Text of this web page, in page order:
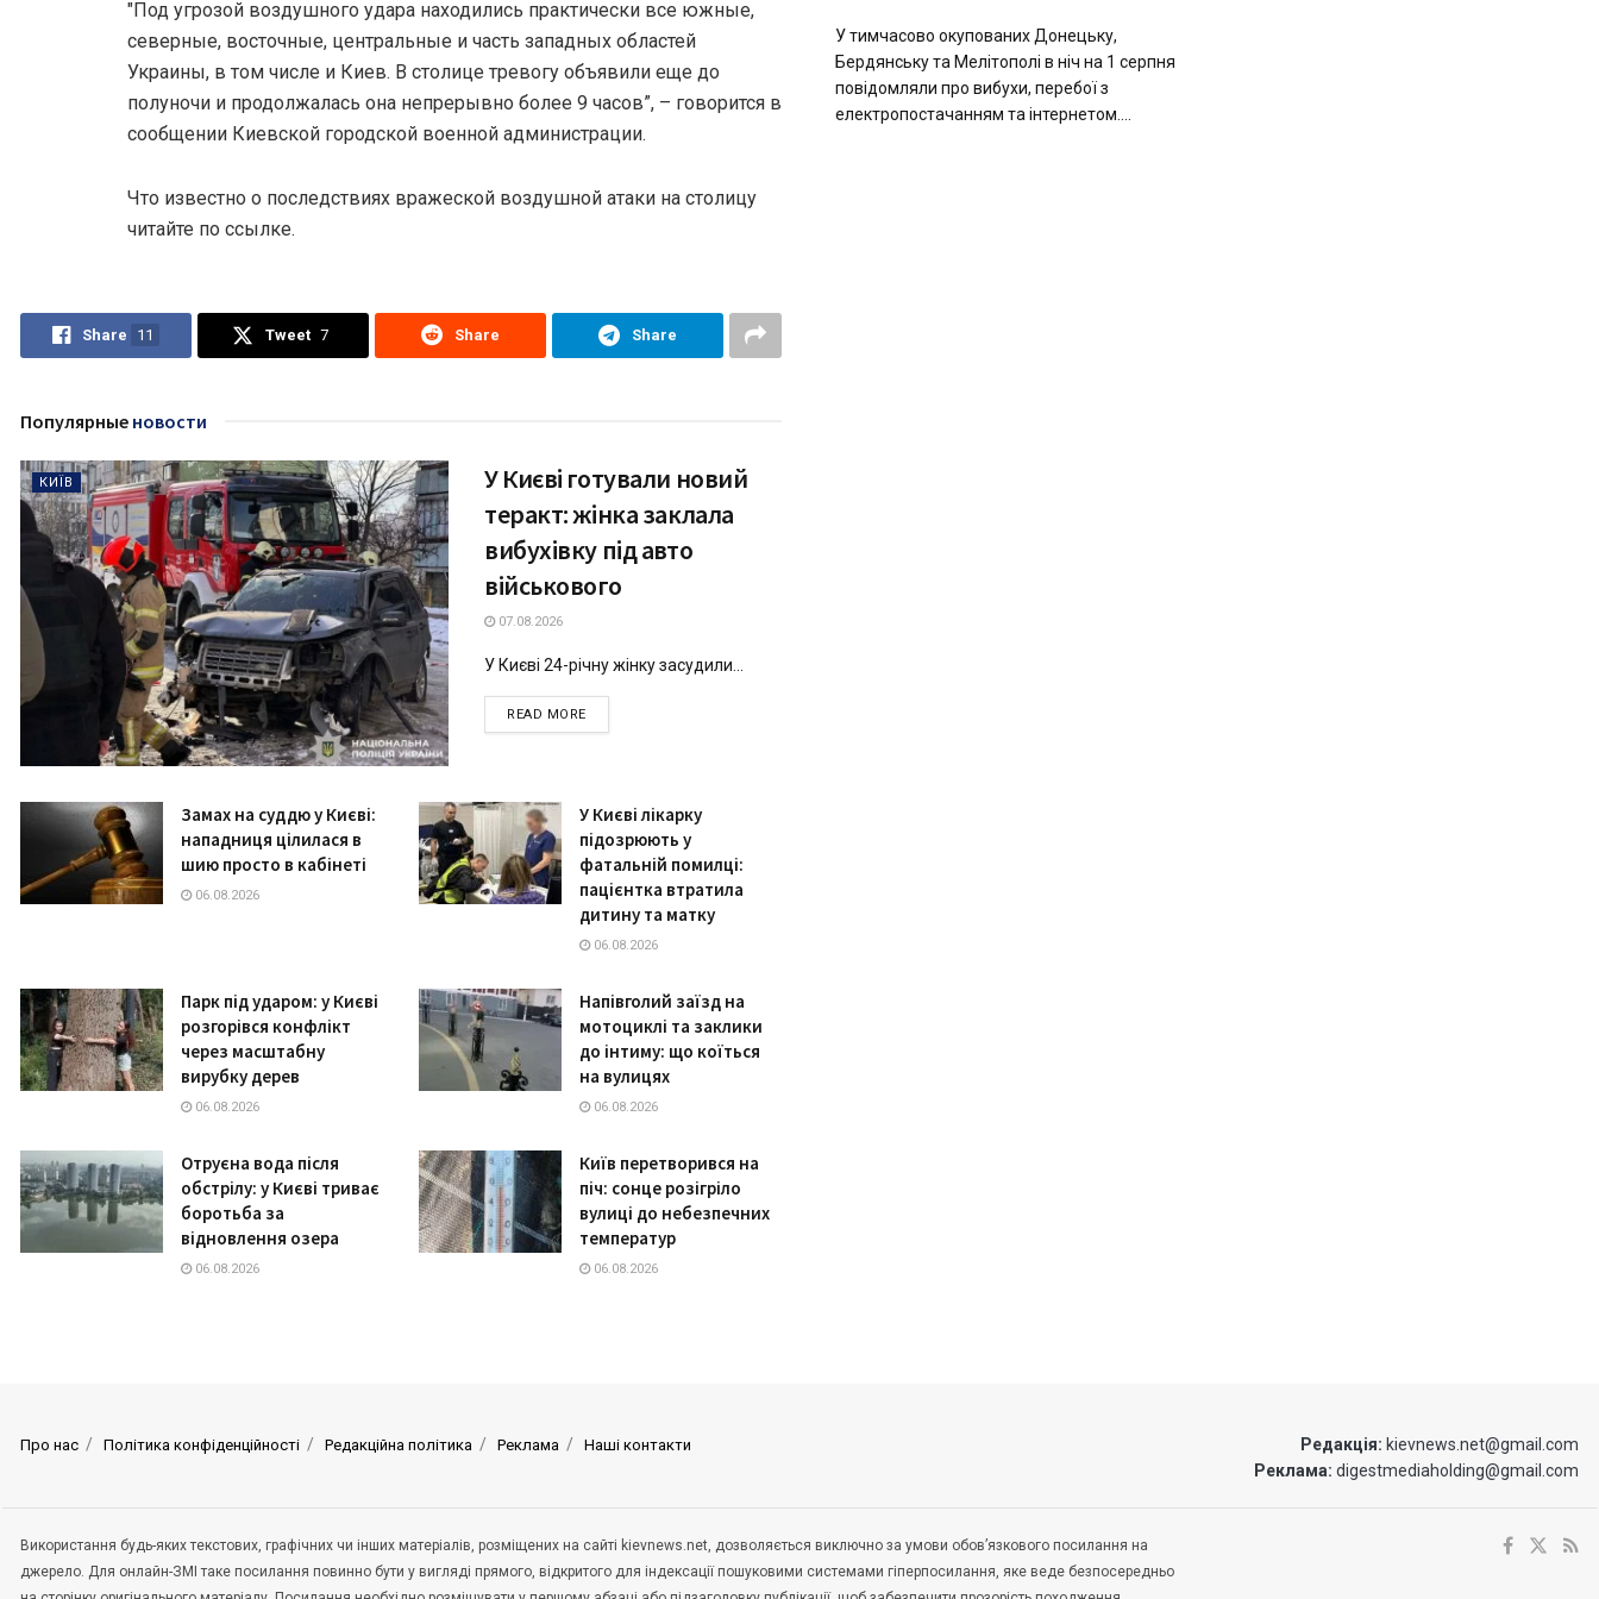
"Под угрозой воздушного удара находились практически все южные,
северные, восточные, центральные и часть западных областей
Украины, в том числе и Киев. В столице тревогу объявили еще до
полуночи и продолжалась она непрерывно более 9 часов”, – говорится в
сообщении Киевской городской военной администрации.
Что известно о последствиях вражеской воздушной атаки на столицу
читайте по ссылке.
Share 11 Tweet 7 Share Share
Популярные новости
КИЇВ
У Києві готували новий
теракт: жінка заклала
вибухівку під авто
військового
07.08.2026
У Києві 24-річну жінку засудили...
READ MOREDETAILS
Замах на суддю у Києві:
нападниця цілилася в
шию просто в кабінеті
06.08.2026
У Києві лікарку
підозрюють у
фатальній помилці:
пацієнтка втратила
дитину та матку
06.08.2026
Парк під ударом: у Києві
розгорівся конфлікт
через масштабну
вирубку дерев
06.08.2026
Напівголий заїзд на
мотоциклі та заклики
до інтиму: що коїться
на вулицях
06.08.2026
Отруєна вода після
обстрілу: у Києві триває
боротьба за
відновлення озера
06.08.2026
Київ перетворився на
піч: сонце розігріло
вулиці до небезпечних
температур
06.08.2026
У тимчасово окупованих Донецьку,
Бердянську та Мелітополі в ніч на 1 серпня
повідомляли про вибухи, перебої з
електропостачанням та інтернетом....
Про нас Політика конфіденційності Редакційна політика Реклама Наші контакти Редакція: kievnews.net@gmail.com
Реклама: digestmediaholding@gmail.com
Використання будь-яких текстових, графічних чи інших матеріалів, розміщених на сайті kievnews.net, дозволяється виключно за умови обов’язкового посилання на
джерело. Для онлайн-ЗМІ таке посилання повинно бути у вигляді прямого, відкритого для індексації пошуковими системами гіперпосилання, яке веде безпосередньо